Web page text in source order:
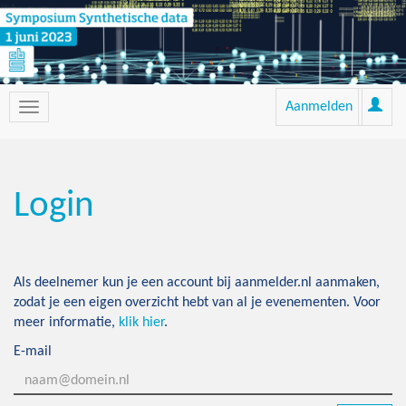
Aanmelden
Login
Als deelnemer kun je een account bij aanmelder.nl aanmaken,
zodat je een eigen overzicht hebt van al je evenementen. Voor
meer informatie, klik hier.
E-mail